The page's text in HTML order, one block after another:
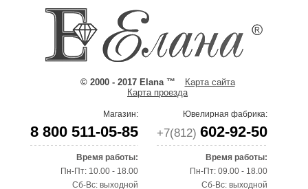
© 2000 - 2017 Elana ™
Карта сайта
Карта проезда
Магазин:
8 800 511-05-85
Время работы:
Пн-Пт: 10.00 - 18.00
Сб-Вс: выходной
Ювелирная фабрика:
+7(812) 602-92-50
Время работы:
Пн-Пт: 09.00 - 18.00
Сб-Вс: выходной